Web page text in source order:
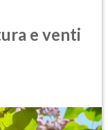
e venti